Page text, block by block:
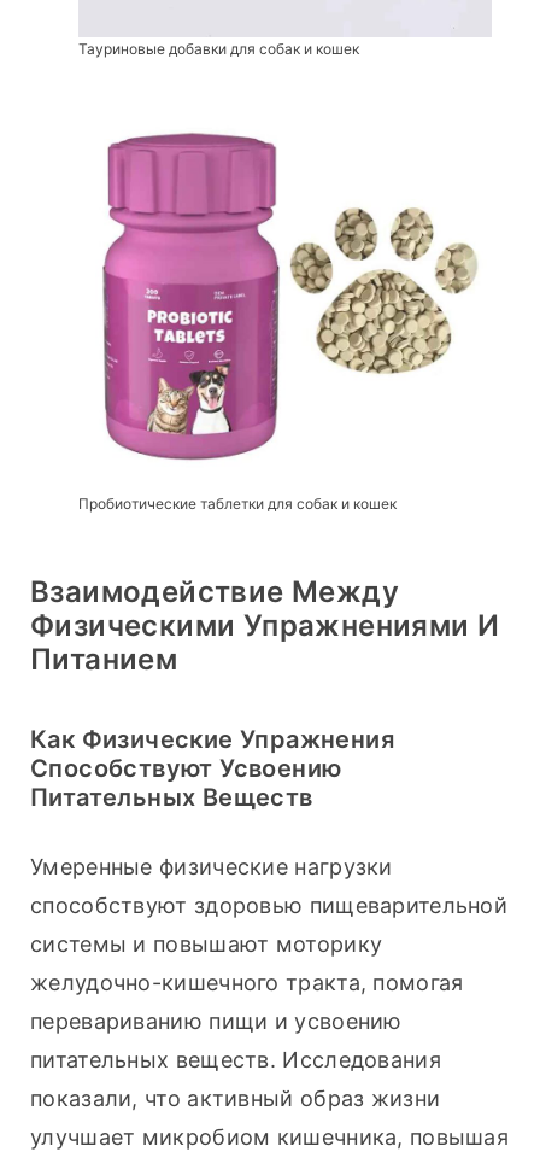
Тауриновые добавки для собак и кошек
Пробиотические таблетки для собак и кошек
Взаимодействие Между
Физическими Упражнениями И
Питанием
Как Физические Упражнения
Способствуют Усвоению
Питательных Веществ
Умеренные физические нагрузки
способствуют здоровью пищеварительной
системы и повышают моторику
желудочно-кишечного тракта, помогая
перевариванию пищи и усвоению
питательных веществ. Исследования
показали, что активный образ жизни
улучшает микробиом кишечника, повышая